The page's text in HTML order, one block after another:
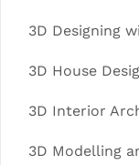
3D Designing
3D House
3D Interior
3D Modelling